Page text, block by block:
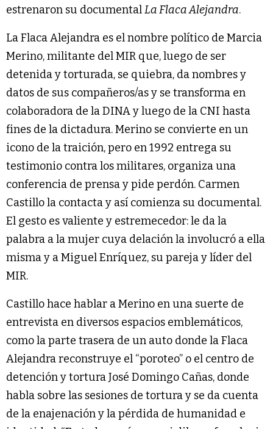
estrenaron su documentalLa Flaca Alejandra.
La Flaca Alejandra es el nombre político de Marcia
Merino, militante del MIR que, luego de ser
detenida y torturada, se quiebra, da nombres y
datos de sus compañeros/as y se transforma en
colaboradora de la DINA y luego de la CNI hasta
fines de la dictadura. Merino se convierte en un
icono de la traición, pero en 1992 entrega su
testimonio contra los militares, organiza una
conferencia de prensa y pide perdón. Carmen
Castillo la contacta y así comienza su documental.
El gesto es valiente y estremecedor: le da la
palabra a la mujer cuya delación la involucró a ella
misma y a Miguel Enríquez, su pareja y líder del
MIR.
Castillo hace hablar a Merino en una suerte de
entrevista en diversos espacios emblemáticos,
como la parte trasera de un auto donde la Flaca
Alejandra reconstruye el “poroteo” o el centro de
detención y tortura José Domingo Cañas, donde
habla sobre las sesiones de tortura y se da cuenta
de la enajenación y la pérdida de humanidad e